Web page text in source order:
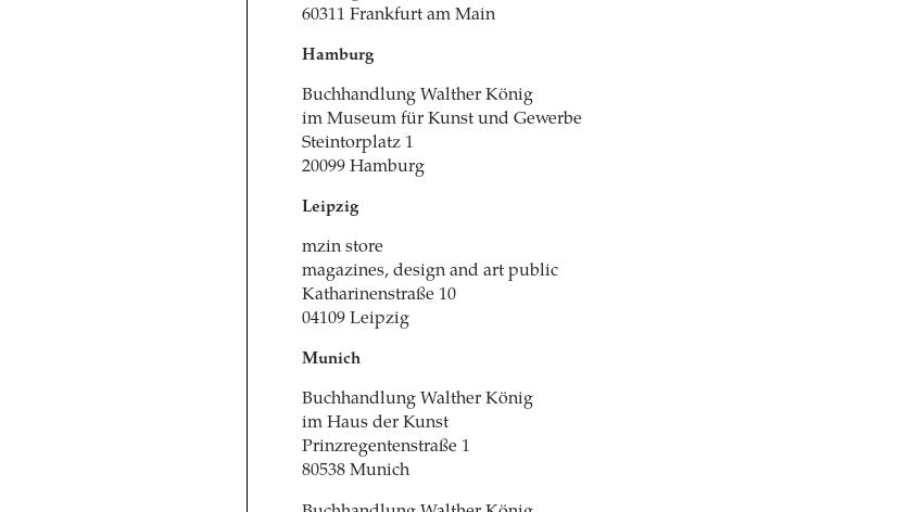
60311 Frankfurt am Main
Hamburg
Buchhandlung Walther König
im Museum für Kunst und Gewerbe
Steintorplatz 1
20099 Hamburg
Leipzig
mzin store
magazines, design and art public
Katharinenstraße 10
04109 Leipzig
Munich
Buchhandlung Walther König
im Haus der Kunst
Prinzregentenstraße 1
80538 Munich